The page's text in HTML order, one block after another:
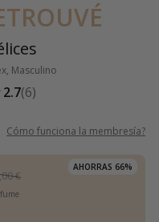
Masculino
2.7(6)
Cómo funciona la membresía?
AHORRAS 66%
€